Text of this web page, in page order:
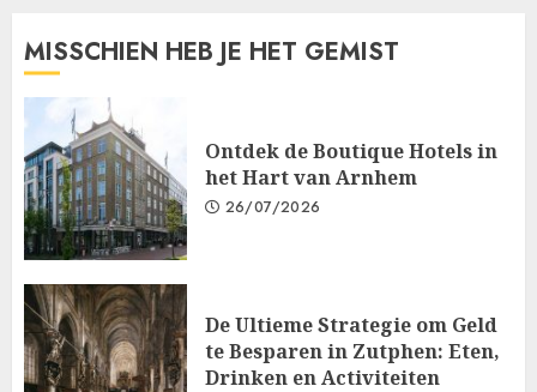
MISSCHIEN HEB JE HET GEMIST
Ontdek de Boutique Hotels in
het Hart van Arnhem
26/07/2026
De Ultieme Strategie om Geld
te Besparen in Zutphen: Eten,
Drinken en Activiteiten